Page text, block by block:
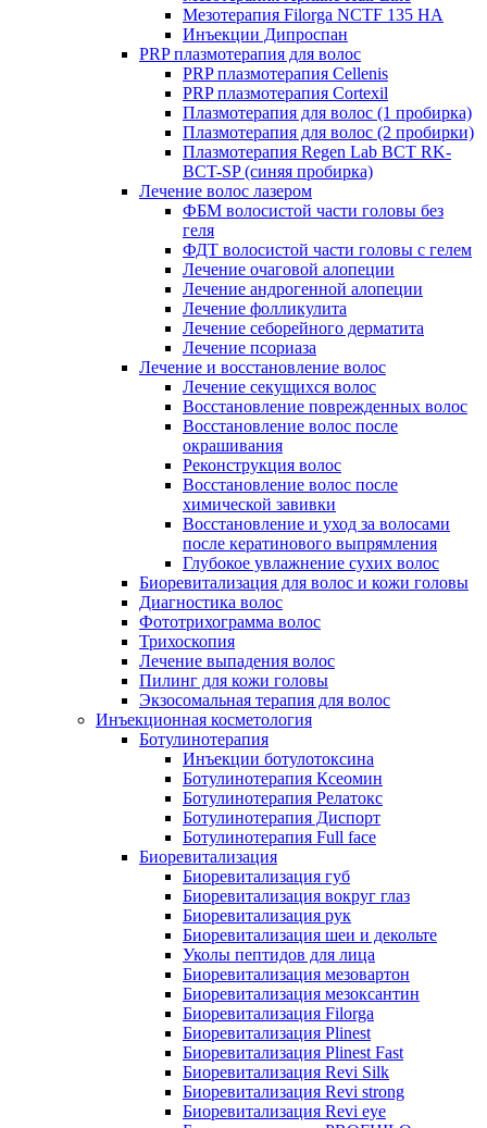
Мезотерапия Filorga NCTF 135 HA
Инъекции Дипроспан
PRP плазмотерапия для волос
PRP плазмотерапия Cellenis
PRP плазмотерапия Cortexil
Плазмотерапия для волос (1 пробирка)
Плазмотерапия для волос (2 пробирки)
Плазмотерапия Regen Lab BCT RK-
BCT-SP (синяя пробирка)
Лечение волос лазером
ФБМ волосистой части головы без
геля
ФДТ волосистой части головы с гелем
Лечение очаговой алопеции
Лечение андрогенной алопеции
Лечение фолликулита
Лечение себорейного дерматита
Лечение псориаза
Лечение и восстановление волос
Лечение секущихся волос
Восстановление поврежденных волос
Восстановление волос после
окрашивания
Реконструкция волос
Восстановление волос после
химической завивки
Восстановление и уход за волосами
после кератинового выпрямления
Глубокое увлажнение сухих волос
Биоревитализация для волос и кожи головы
Диагностика волос
Фототрихограмма волос
Трихоскопия
Лечение выпадения волос
Пилинг для кожи головы
Экзосомальная терапия для волос
Инъекционная косметология
Ботулинотерапия
Инъекции ботулотоксина
Ботулинотерапия Ксеомин
Ботулинотерапия Релатокс
Ботулинотерапия Диспорт
Ботулинотерапия Full face
Биоревитализация
Биоревитализация губ
Биоревитализация вокруг глаз
Биоревитализация рук
Биоревитализация шеи и декольте
Уколы пептидов для лица
Биоревитализация мезовартон
Биоревитализация мезоксантин
Биоревитализация Filorga
Биоревитализация Plinest
Биоревитализация Plinest Fast
Биоревитализация Revi Silk
Биоревитализация Revi strong
Биоревитализация Revi eye